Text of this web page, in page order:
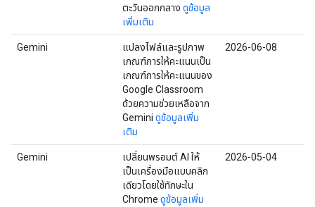
ตะวันออกกลาง ดูข้อมูล
เพิ่มเติม
Gemini
แปลงไฟล์และรูปภาพ
เกณฑ์การให้คะแนนเป็น
เกณฑ์การให้คะแนนของ
Google Classroom
ด้วยความช่วยเหลือจาก
Gemini ดูข้อมูลเพิ่ม
เติม
2026-06-08
Gemini
เปลี่ยนพรอมต์ AI ให้
เป็นเครื่องมือแบบคลิก
เดียวโดยใช้ทักษะใน
Chrome ดูข้อมูลเพิ่ม
2026-05-04